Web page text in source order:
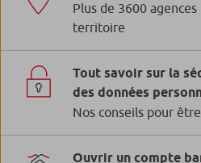
Plus de 3600
territoire
Tout savoir sur la
des données
Nos conseils pour
Ouvrir un compte